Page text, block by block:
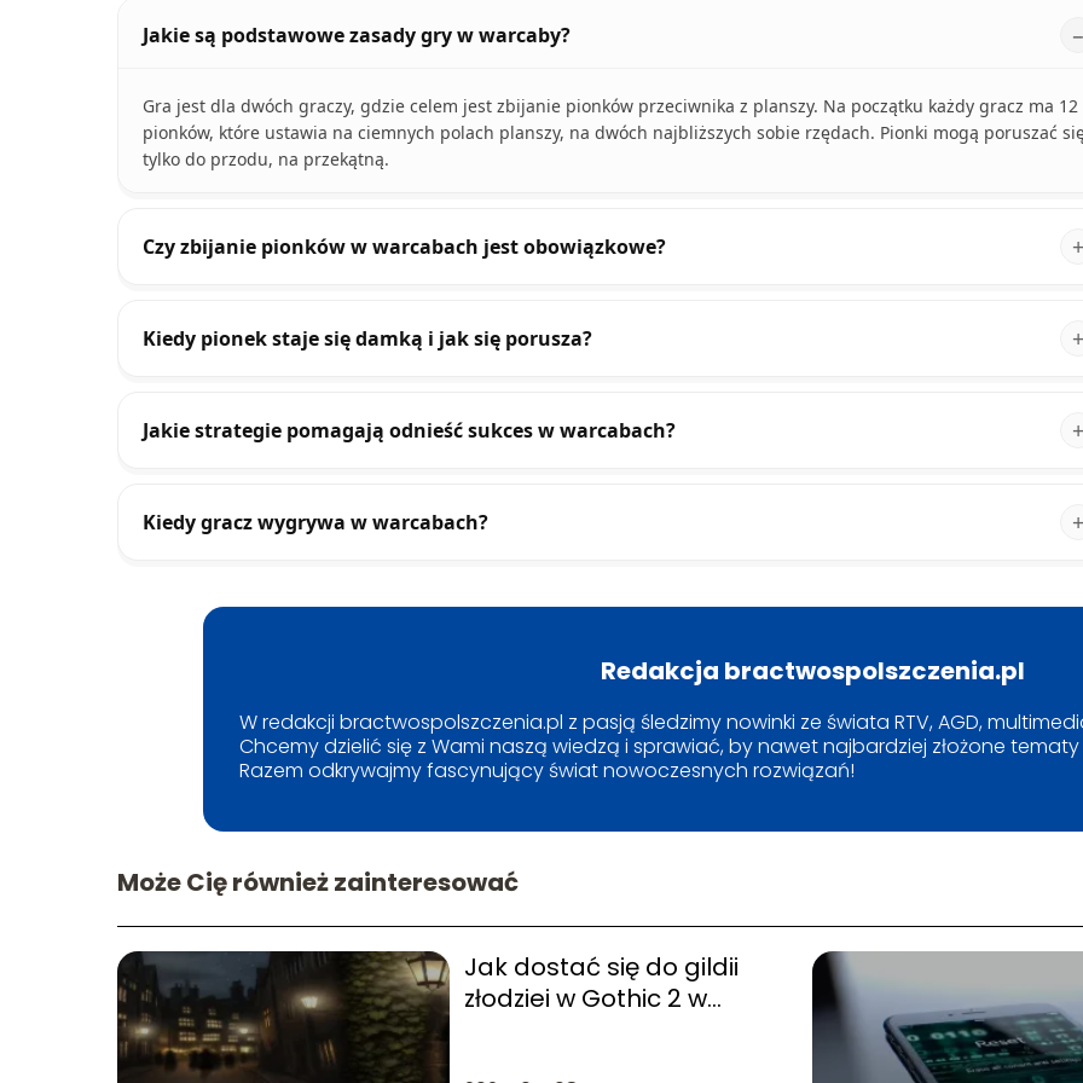
Jakie są podstawowe zasady gry w warcaby?
Gra jest dla dwóch graczy, gdzie celem jest zbijanie pionków przeciwnika z planszy. Na początku każdy gracz ma 12
pionków, które ustawia na ciemnych polach planszy, na dwóch najbliższych sobie rzędach. Pionki mogą poruszać
tylko do przodu, na przekątną.
Czy zbijanie pionków w warcabach jest obowiązkowe?
Kiedy pionek staje się damką i jak się porusza?
Jakie strategie pomagają odnieść sukces w warcabach?
Kiedy gracz wygrywa w warcabach?
Redakcja bractwospolszczenia.pl
W redakcji bractwospolszczenia.pl z pasją śledzimy nowinki ze świata RTV, AGD,
Chcemy dzielić się z Wami naszą wiedzą i sprawiać, by nawet najbardziej złożone
Razem odkrywajmy fascynujący świat nowoczesnych rozwiązań!
Może Cię również zainteresować
Jak dostać się do gildii
złodziei w Gothic 2 w